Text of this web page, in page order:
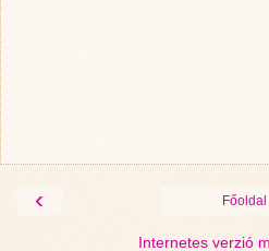
‹ Főoldal
Internetes verzió